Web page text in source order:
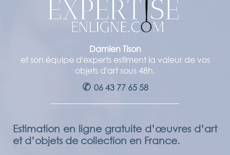
Damien Tison
et son équipe d'experts estiment la valeur de vos
objets d'art sous 48h.
✆ 06 43 77 65 58
Estimation en ligne gratuite d’œuvres d’art
et d’objets de collection en France.